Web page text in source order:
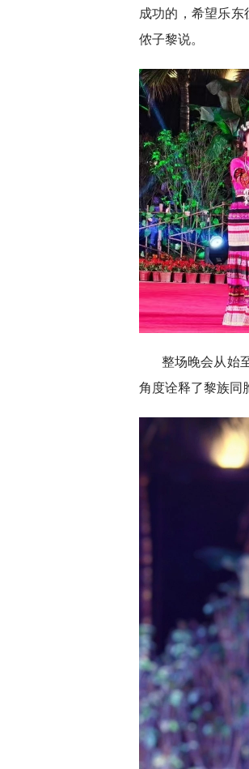
成功的，希望乐
侬子黎说。
整场晚会从始
角度诠释了黎族同